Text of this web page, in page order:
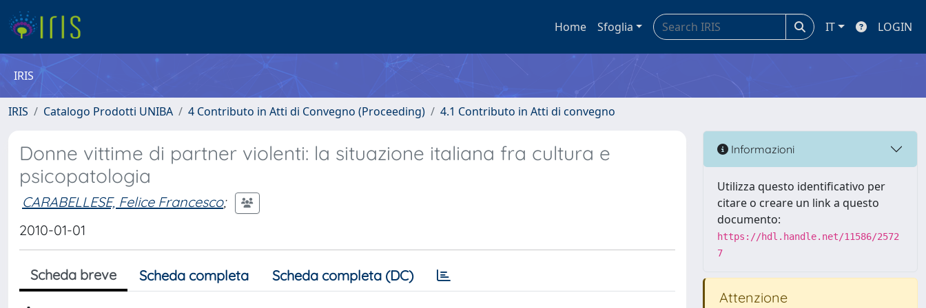
Home Sfoglia IT LOGIN
IRIS
IRIS Catalogo Prodotti UNIBA 4 Contributo in Atti di Convegno (Proceeding) 4.1 Contributo in Atti di convegno
Donne vittime di partner violenti: la situazione italiana fra cultura e
psicopatologia
CARABELLESE, Felice Francesco;
2010-01-01
Scheda breve Scheda completa Scheda completa (DC)
Informazioni
Utilizza questo identificativo per
citare o creare un link a questo
documento:
https://hdl.handle.net/11586/2572
7
Attenzione